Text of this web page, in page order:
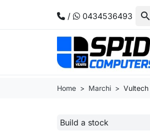
/ 0434536493 search
Home Marchi Vultech
Build a stock